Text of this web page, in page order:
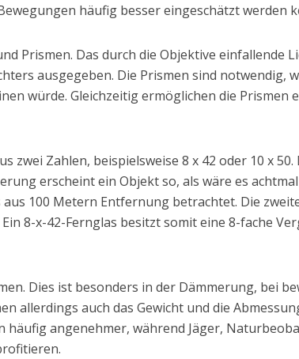
häufig besser eingeschätzt werden
Prismen. Das durch die Objektive einfallende
ausgegeben. Die Prismen sind notwendig,
würde. Gleichzeitig ermöglichen die Prismen
zwei Zahlen, beispielsweise 8 x 42 oder 10 x
erscheint ein Objekt so, als wäre es
100 Metern Entfernung betrachtet. Die
8-x-42-Fernglas besitzt somit eine 8-fache
Dies ist besonders in der Dämmerung, bei
allerdings auch das Gewicht und die
angenehmer, während Jäger,